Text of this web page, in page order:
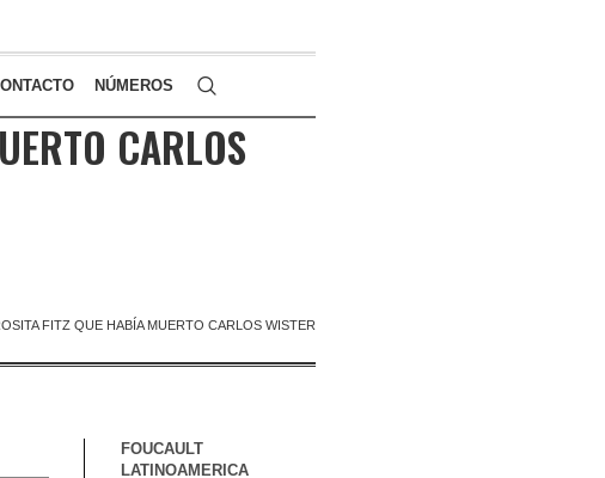
NÚMEROS
CARLOS
FITZ QUE HABÍA MUERTO CARLOS WISTER
FOUCAULT
LATINOAMERICA